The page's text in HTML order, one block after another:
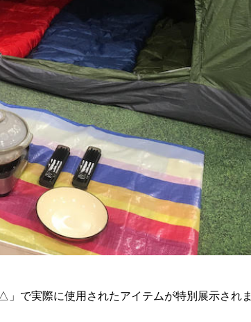
で実際に使用されたアイテムが特別展示されま